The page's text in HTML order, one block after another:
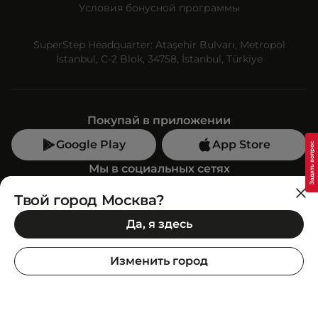
Условия бонусной программы
SuperStep Headquarter: Ataşehir Bulvarı, Metropol
İstanbul, C-2 Blok, 34758, İstanbul, Türkiye
Покупай в приложении
Google Play
App Store
Мы в социальных сетях
Позвони нам
+7 (499) 350-55-33
C 10:00 до 19:00
SuperStep-бот
Твой город Москва?
Да, я здесь
Изменить город